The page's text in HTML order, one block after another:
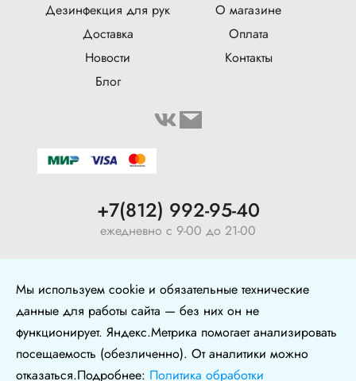
Дезинфекция для рук
О магазине
Доставка
Оплата
Новости
Контакты
Блог
+7(812) 992-95-40
ежедневно с 9-00 до 21-00
+7 (904) 640-10-77
Политика в отношении обработки персональных
данных
Политика конфиденциальности
Мы используем cookie и обязательные технические
данные для работы сайта — без них он не
функционирует. Яндекс.Метрика помогает анализировать
посещаемость (обезличенно). От аналитики можно
отказаться.Подробнее: Политика обработки